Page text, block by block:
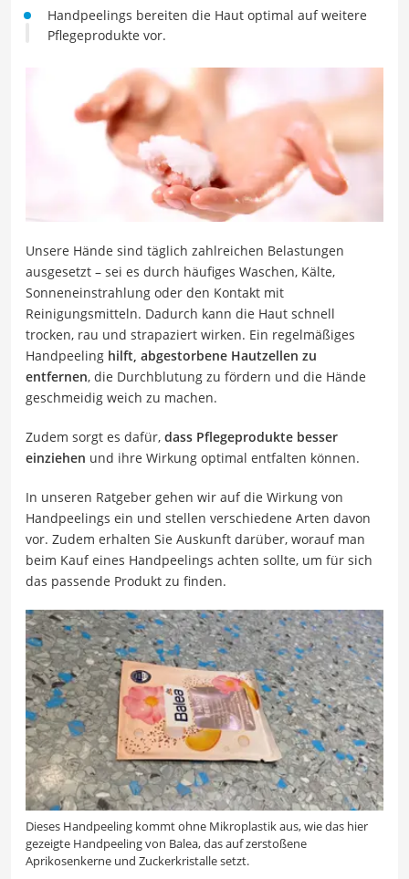
Handpeelings bereiten die Haut optimal auf weitere
Pflegeprodukte vor.
Unsere Hände sind täglich zahlreichen Belastungen
ausgesetzt – sei es durch häufiges Waschen, Kälte,
Sonneneinstrahlung oder den Kontakt mit
Reinigungsmitteln. Dadurch kann die Haut schnell
trocken, rau und strapaziert wirken. Ein regelmäßiges
Handpeeling hilft, abgestorbene Hautzellen zu
entfernen, die Durchblutung zu fördern und die Hände
geschmeidig weich zu machen.
Zudem sorgt es dafür, dass Pflegeprodukte besser
einziehen und ihre Wirkung optimal entfalten können.
In unseren Ratgeber gehen wir auf die Wirkung von
Handpeelings ein und stellen verschiedene Arten davon
vor. Zudem erhalten Sie Auskunft darüber, worauf man
beim Kauf eines Handpeelings achten sollte, um für sich
das passende Produkt zu finden.
Dieses Handpeeling kommt ohne Mikroplastik aus, wie das hier
gezeigte Handpeeling von Balea, das auf zerstoßene
Aprikosenkerne und Zuckerkristalle setzt.